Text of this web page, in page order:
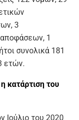
3
1
συνολικά 181
ετών.
κατάρτιση του
Ιούλιο του 2020